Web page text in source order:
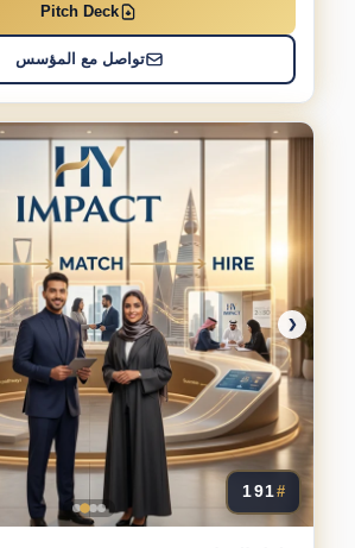
Pitch Deck
تواصل مع المؤسس
❮
#
191